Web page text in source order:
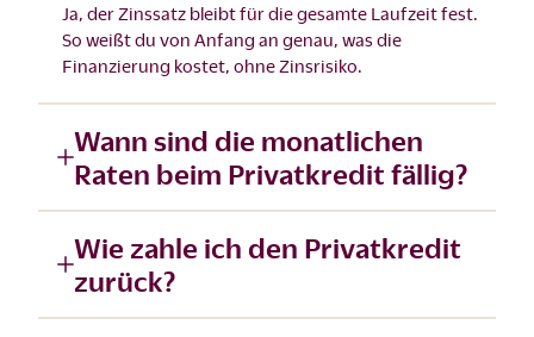
Ja, der Zinssatz bleibt für die gesamte Laufzeit fest.
So weißt du von Anfang an genau, was die
Finanzierung kostet, ohne Zinsrisiko.
Wann sind die monatlichen
Raten beim Privatkredit fällig?
Wie zahle ich den Privatkredit
zurück?